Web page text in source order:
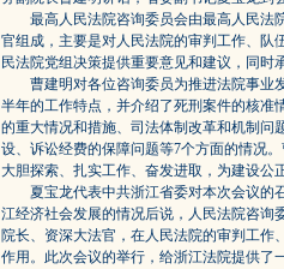
最高人民法院咨询委员会由最高人民法
官组成，主要是对人民法院的审判工作、队
民法院党组决策提供重要意见和建议，同
曹建明对各位咨询委员为推进法院事业
半年的工作特点，并介绍了死刑案件的核准
的重大情况和措施、司法体制改革和机制问
设、诉讼经费的保障问题等7个方面的情况
大胆探索、扎实工作、奋发进取，为建设公
夏宝龙代表中共浙江省委对本次会议的
江经济社会发展的情况后说，人民法院咨询
院长、资深大法官，在人民法院的审判工
作用。此次会议的举行，给浙江法院提供了